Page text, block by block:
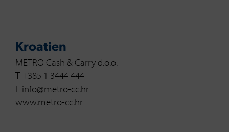
Kroatien
METRO Cash & Carry d.o.o.
T +385 1 3444 444
E info@metro-cc.hr
www.metro-cc.hr